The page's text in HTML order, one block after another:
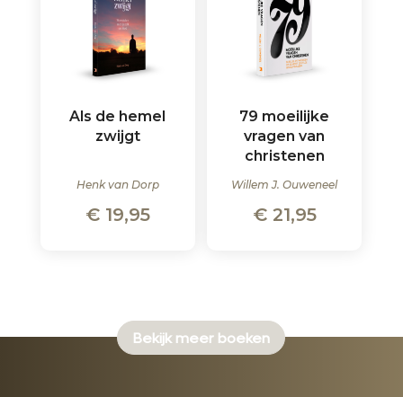
Als de hemel
zwijgt
Henk van Dorp
€19,95
79 moeilijke
vragen van
christenen
Willem J. Ouweneel
€21,95
Bekijk meer boeken